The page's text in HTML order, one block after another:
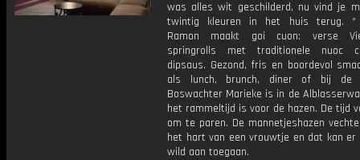
was alles wit geschilderd, nu vind je
twintig kleuren in het huis terug. *
Ramon maakt goi cuon: verse
springrolls met traditionele nuoc
dipsaus. Gezond, fris en boordevol
als lunch, brunch, diner of bij de
Boswachter Marieke is in de
het rammeltijd is voor de hazen. De tijd
om te paren. De mannetjeshazen
het hart van een vrouwtje en dat kan er
wild aan toegaan.